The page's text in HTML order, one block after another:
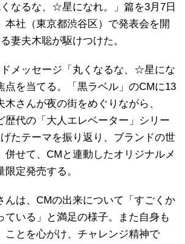
なるな、☆星になれ。」篇を3月7日
本社（東京都渋谷区）で発表会を開
妻夫木聡が駆けつけた。
メッセージ「丸くなるな、☆星にな
点を当てる。「黒ラベル」のCMに13
さんが夜の街をめぐりながら、
歴代の「大人エレベーター」シリー
たテーマを振り返り、ブランドの世
併せて、CMと連動したオリジナルメ
定発売する。
んは、CMの出来について「すごくか
ている」と満足の様子。また自身も
ことを心がけ、チャレンジ精神で